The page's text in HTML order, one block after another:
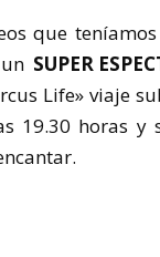
que
SUPER
Life» viaje
19.30 horas y